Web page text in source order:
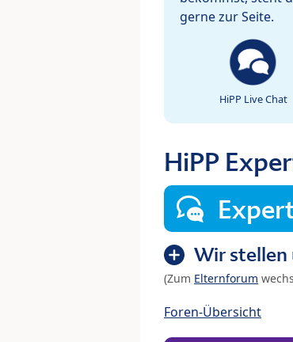
gerne zur Seite.
HiPP Live Chat
HiPP
Wir stellen
(Zum Elternforum
Foren-Übersicht